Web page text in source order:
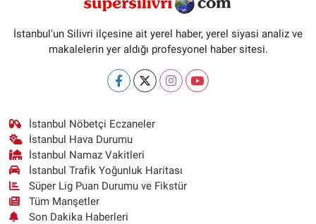
İstanbul'un Silivri ilçesine ait yerel haber, yerel siyasi analiz ve
makalelerin yer aldığı profesyonel haber sitesi.
İstanbul Nöbetçi Eczaneler
İstanbul Hava Durumu
İstanbul Namaz Vakitleri
İstanbul Trafik Yoğunluk Haritası
Süper Lig Puan Durumu ve Fikstür
Tüm Manşetler
Son Dakika Haberleri